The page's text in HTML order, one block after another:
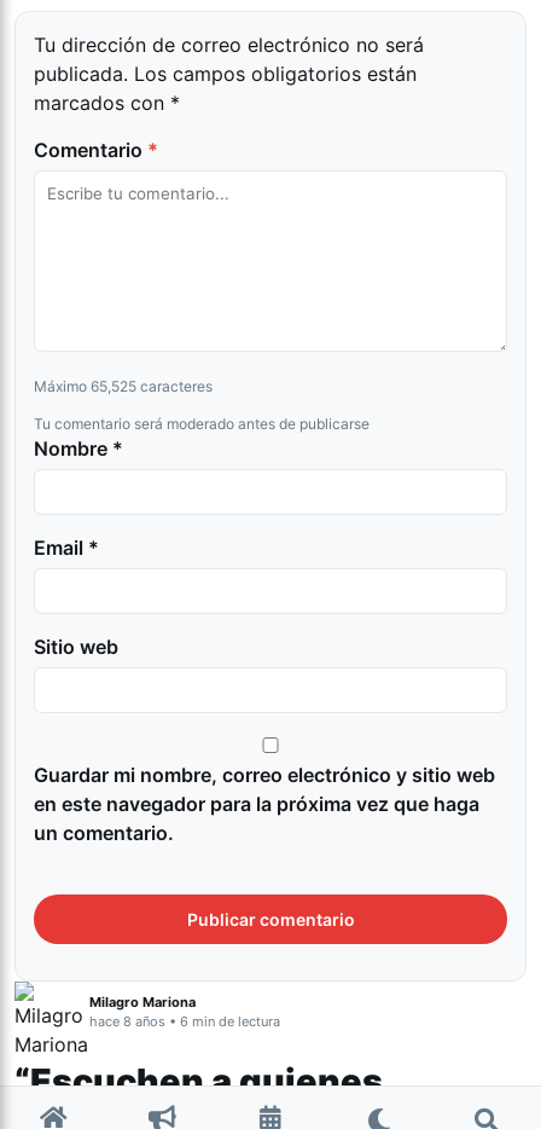
Tu dirección de correo electrónico no será
publicada. Los campos obligatorios están
marcados con *
Comentario *
Máximo 65,525 caracteres
Tu comentario será moderado antes de publicarse
Nombre *
Email *
Sitio web
Guardar mi nombre, correo electrónico y sitio web
en este navegador para la próxima vez que haga
un comentario.
Milagro Mariona
hace 8 años • 6 min de lectura
“Escuchen a quienes